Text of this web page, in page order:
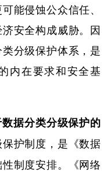
能侵蚀公众信任、
安全构成威胁。因
分级保护体系，是
内在要求和安全基
数据分类分级保护的
护制度，是《数据
制度安排。《网络